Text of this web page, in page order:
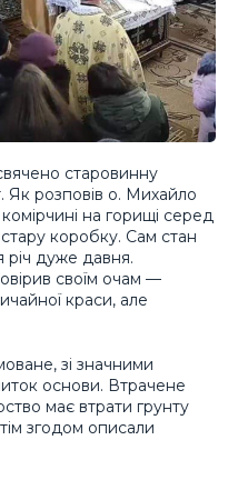
старовинну
розповів о. Михайло
на горищі серед
коробку. Сам стан
річ дуже давня.
своїм очам —
краси, але
зі значними
основи. Втрачене
має втрати грунту
згодом описали